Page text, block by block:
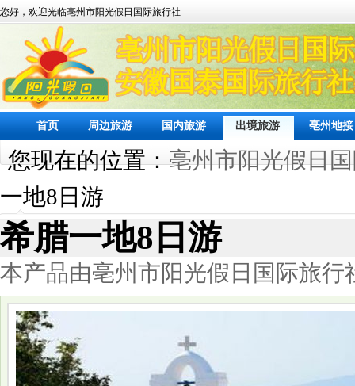
您好，欢迎光临亳州市阳光假日国际旅行社
首页 周边旅游 国内旅游 出境旅游 亳州地接
您现在的位置：亳州市阳光假日
一地8日游
希腊一地8日游
本产品由亳州市阳光假日国际旅行